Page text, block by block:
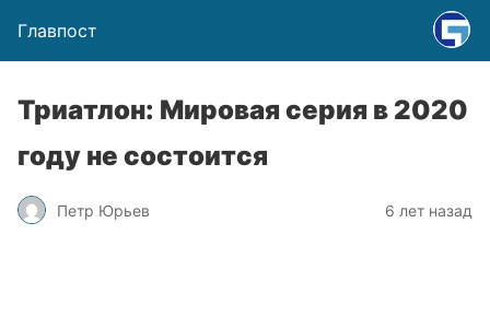
Главпост
Триатлон: Мировая серия в 2020
году не состоится
Петр Юрьев 6 лет назад